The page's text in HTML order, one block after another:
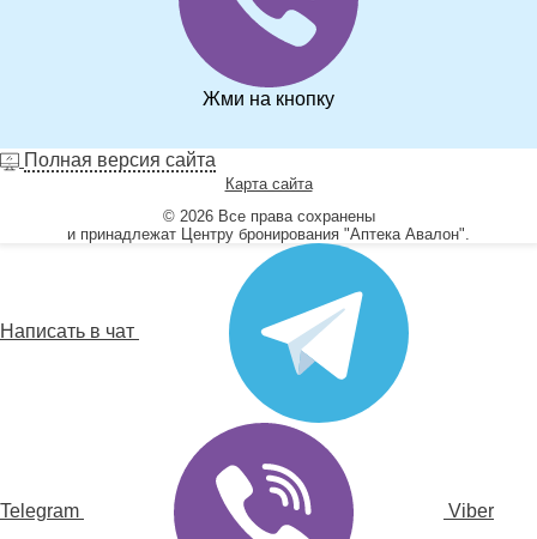
Жми на кнопку
Полная версия сайта
Карта сайта
© 2026 Все права сохранены
и принадлежат Центру бронирования "Аптека Авалон".
Написать в чат
Telegram Viber